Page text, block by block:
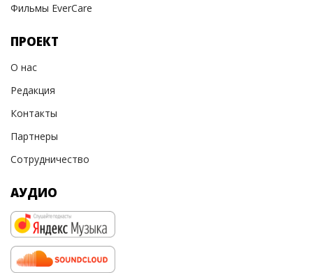
Фильмы EverCare
ПРОЕКТ
О нас
Редакция
Контакты
Партнеры
Сотрудничество
АУДИО